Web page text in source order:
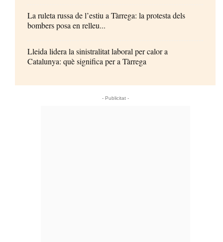
La ruleta russa de l’estiu a Tàrrega: la protesta dels
bombers posa en relleu...
Lleida lidera la sinistralitat laboral per calor a
Catalunya: què significa per a Tàrrega
- Publicitat -